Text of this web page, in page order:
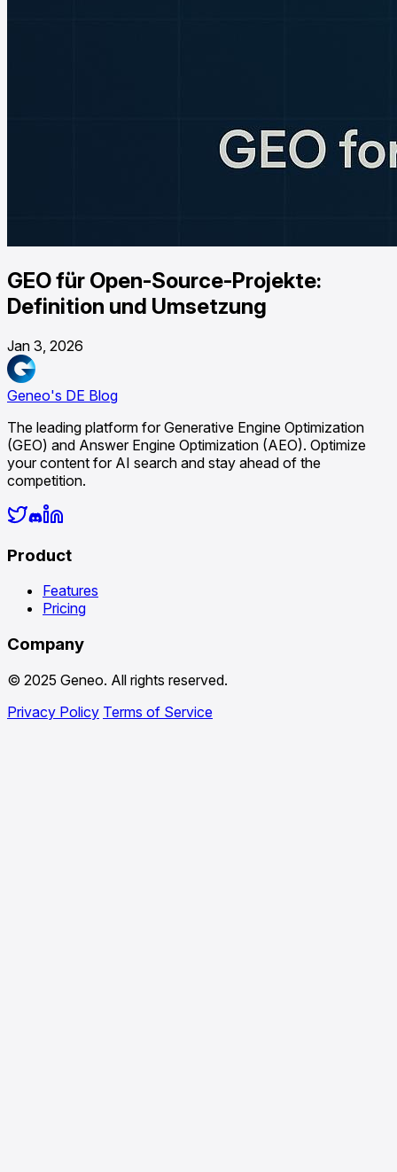
GEO für Open-Source-Projekte:
Definition und Umsetzung
Jan 3, 2026
Geneo's DE Blog
The leading platform for Generative Engine Optimization
(GEO) and Answer Engine Optimization (AEO). Optimize
your content for AI search and stay ahead of the
competition.
Product
Features
Pricing
Company
© 2025 Geneo. All rights reserved.
Privacy Policy Terms of Service